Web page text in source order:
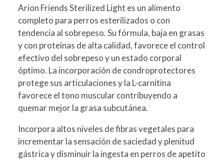
Arion Friends Sterilized Light es un alimento
completo para perros esterilizados o con
tendencia al sobrepeso. Su fórmula, baja en grasas
y con proteínas de alta calidad, favorece el control
efectivo del sobrepeso y un estado corporal
óptimo. La incorporación de condroprotectores
protege sus articulaciones y la L-carnitina
favorece el tono muscular contribuyendo a
quemar mejor la grasa subcutánea.
Incorpora altos niveles de fibras vegetales para
incrementar la sensación de saciedad y plenitud
gástrica y disminuir la ingesta en perros de apetito